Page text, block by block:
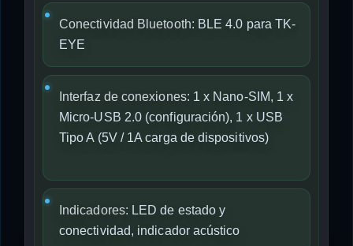
Conectividad Bluetooth: BLE 4.0 para TK-
EYE
Interfaz de conexiones: 1 x Nano-SIM, 1 x
Micro-USB 2.0 (configuración), 1 x USB
Tipo A (5V / 1A carga de dispositivos)
Indicadores: LED de estado y
conectividad, indicador acústico